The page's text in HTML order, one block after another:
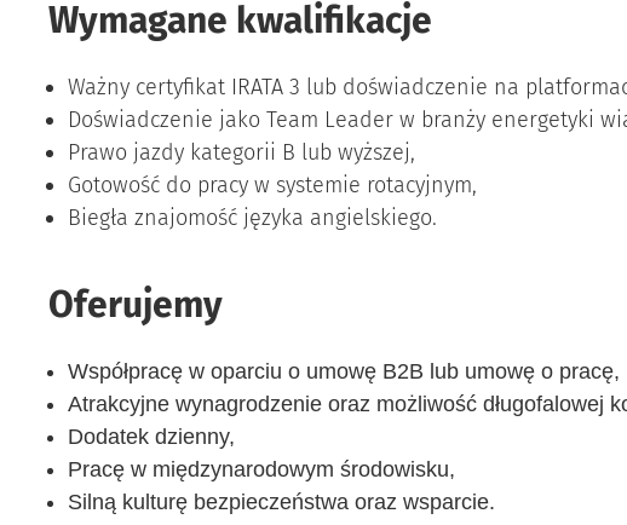
Oferujemy
Współpracę w oparciu o umowę B2B lub umowę o pracę,
Atrakcyjne wynagrodzenie oraz możliwość długofalowej
Dodatek dzienny,
Pracę w międzynarodowym środowisku,
Silną kulturę bezpieczeństwa oraz wsparcie.
Wymagane kwalifikacje
Ważny certyfikat IRATA 3 lub doświadczenie na
Doświadczenie jako Team Leader w branży energetyki
Prawo jazdy kategorii B lub wyższej,
Gotowość do pracy w systemie rotacyjnym,
Biegła znajomość języka angielskiego.